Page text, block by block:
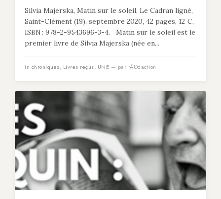
Silvia Majerska, Matin sur le soleil, Le Cadran ligné,
Saint-Clément (19), septembre 2020, 42 pages, 12 €,
ISBN : 978-2-9543696-3-4. Matin sur le soleil est le
premier livre de Silvia Majerska (née en...
in chroniques, Livres reçus, UNE — par rÃ©daction